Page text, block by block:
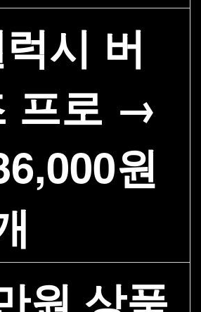
시 버
프로 →
원